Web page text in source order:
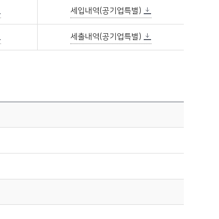
세입내역(공기업특별)
세출내역(공기업특별)